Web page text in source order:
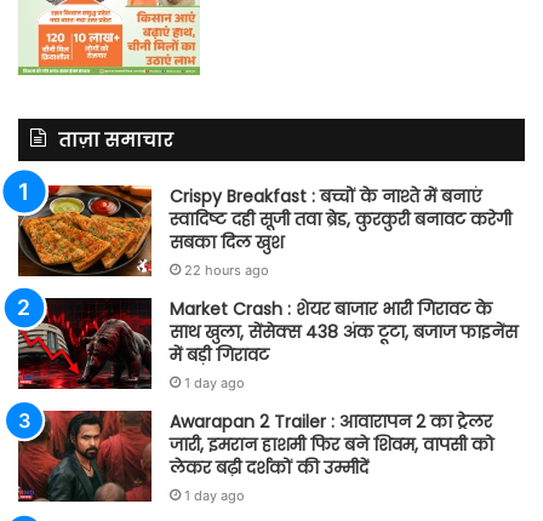
ताज़ा समाचार
Crispy Breakfast : बच्चों के नाश्ते में बनाएं
स्वादिष्ट दही सूजी तवा ब्रेड, कुरकुरी बनावट करेगी
सबका दिल खुश
22 hours ago
Market Crash : शेयर बाजार भारी गिरावट के
साथ खुला, सेंसेक्स 438 अंक टूटा, बजाज फाइनेंस
में बड़ी गिरावट
1 day ago
Awarapan 2 Trailer : आवारापन 2 का ट्रेलर
जारी, इमरान हाशमी फिर बने शिवम, वापसी को
लेकर बढ़ी दर्शकों की उम्मीदें
1 day ago